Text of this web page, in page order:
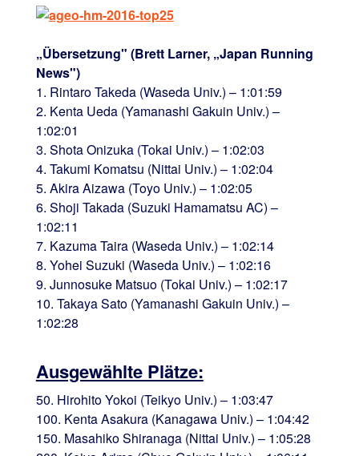
„Übersetzung" (Brett Larner, „Japan Running
News")
1. Rintaro Takeda (Waseda Univ.) – 1:01:59
2. Kenta Ueda (Yamanashi Gakuin Univ.) –
1:02:01
3. Shota Onizuka (Tokai Univ.) – 1:02:03
4. Takumi Komatsu (Nittai Univ.) – 1:02:04
5. Akira Aizawa (Toyo Univ.) – 1:02:05
6. Shoji Takada (Suzuki Hamamatsu AC) –
1:02:11
7. Kazuma Taira (Waseda Univ.) – 1:02:14
8. Yohei Suzuki (Waseda Univ.) – 1:02:16
9. Junnosuke Matsuo (Tokai Univ.) – 1:02:17
10. Takaya Sato (Yamanashi Gakuin Univ.) –
1:02:28
Ausgewählte Plätze:
50. Hirohito Yokoi (Teikyo Univ.) – 1:03:47
100. Kenta Asakura (Kanagawa Univ.) – 1:04:42
150. Masahiko Shiranaga (Nittai Univ.) – 1:05:28